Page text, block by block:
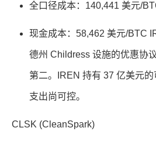
全口径成本：140,441 美元/
现金成本：58,462 美元/BTC
德州 Childress 设施的优惠协
第二。IREN 持有 37 亿美元
支出尚可控。
CLSK (CleanSpark)